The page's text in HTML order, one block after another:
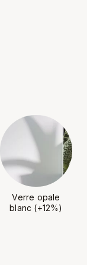
Verre opale
blanc (+12%)